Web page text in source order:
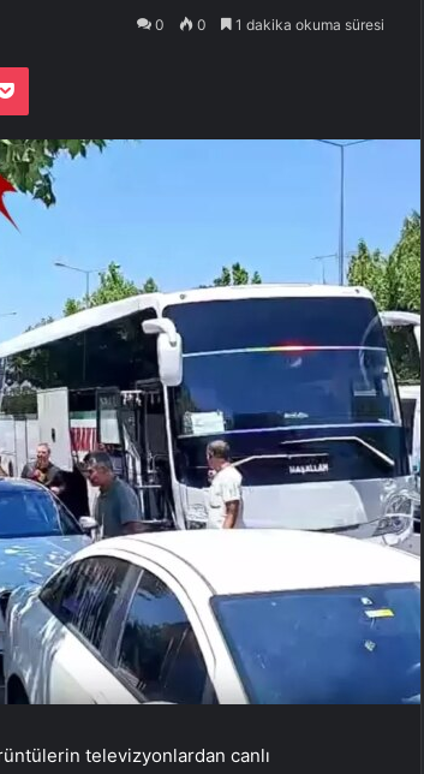
0 0 1 dakika okuma süresi
Pocket
televizyonlardan canlı